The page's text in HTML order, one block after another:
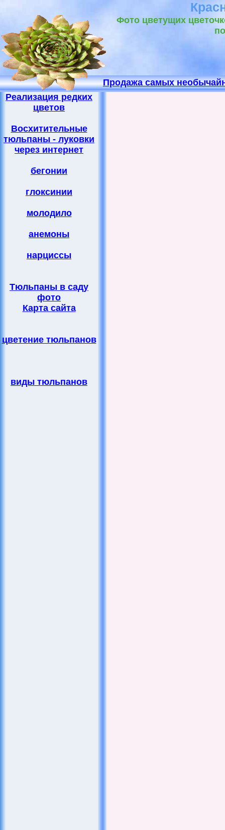
Фото цветущих
Продажа самых
Реализация редких
цветов
Восхитительные
тюльпаны - луковки
через интернет
бегонии
глоксинии
молодило
анемоны
нарциссы
Тюльпаны в саду
фото
Карта сайта
цветение тюльпанов
виды тюльпанов